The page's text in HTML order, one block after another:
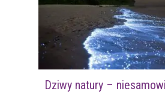
Dziwy natury –